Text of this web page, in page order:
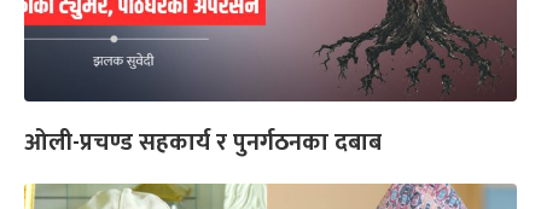
ओली-प्रचण्ड सहकार्य र पुनर्गठनका दबाब